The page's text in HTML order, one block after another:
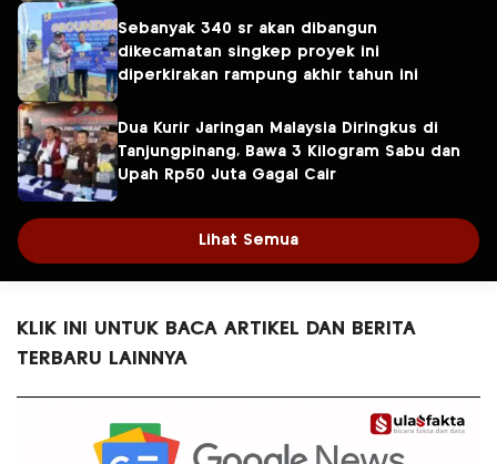
Sebanyak 340 sr akan dibangun
dikecamatan singkep proyek ini
diperkirakan rampung akhir tahun ini
Dua Kurir Jaringan Malaysia Diringkus di
Tanjungpinang, Bawa 3 Kilogram Sabu dan
Upah Rp50 Juta Gagal Cair
Lihat Semua
KLIK INI UNTUK BACA ARTIKEL DAN BERITA
TERBARU LAINNYA